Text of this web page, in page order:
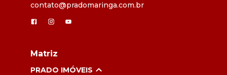
contato@pradomaringa.com.br
Matriz
PRADO IMÓVEIS